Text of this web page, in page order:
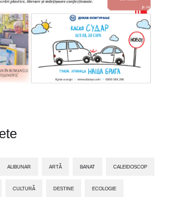
ALIBUNAR ARTĂ BANAT CALEIDOSCOP
CULTURĂ DESTINE ECOLOGIE